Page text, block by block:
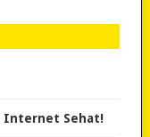
Internet Sehat!